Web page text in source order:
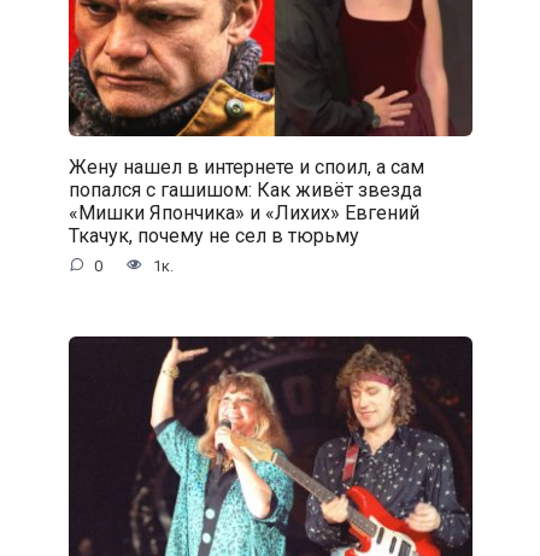
Жену нашел в интернете и споил, а сам
попался с гaшишoм: Как живёт звезда
«Мишки Япончика» и «Лихих» Евгений
Ткачук, почему не сел в тюрьму
0 1к.